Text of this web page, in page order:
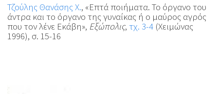
Τζούλης Θανάσης Χ., «Επτά ποιήματα. Το όργανο του
άντρα και το όργανο της γυναίκας ή ο μαύρος αγρός
που τον λένε Εκάβη», Εξώπολις, τχ. 3-4 (Χειμώνας
1996), σ. 15-16